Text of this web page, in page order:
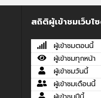
สถิติผู้เข้าชมเว็บไ
ผู้เข้าชมตอนนี้
ผู้เข้าชมทุกหน้า
ผู้เข้าชมวันนี้
ผู้เข้าชมเดือนนี้